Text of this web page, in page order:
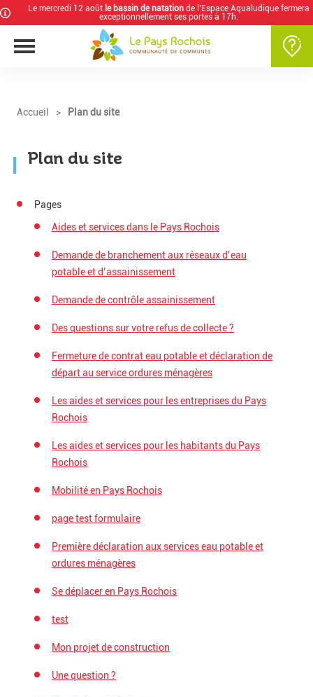
Le mercredi 12 août le bassin de natation de l’Espace Aqualudique fermera
exceptionnellement ses portes à 17h.
Accueil > Plan du site
Plan du site
Pages
Aides et services dans le Pays Rochois
Demande de branchement aux réseaux d’eau
potable et d’assainissement
Demande de contrôle assainissement
Des questions sur votre refus de collecte ?
Fermeture de contrat eau potable et déclaration de
départ au service ordures ménagères
Les aides et services pour les entreprises du Pays
Rochois
Les aides et services pour les habitants du Pays
Rochois
Mobilité en Pays Rochois
page test formulaire
Première déclaration aux services eau potable et
ordures ménagères
Se déplacer en Pays Rochois
test
Mon projet de construction
Une question ?